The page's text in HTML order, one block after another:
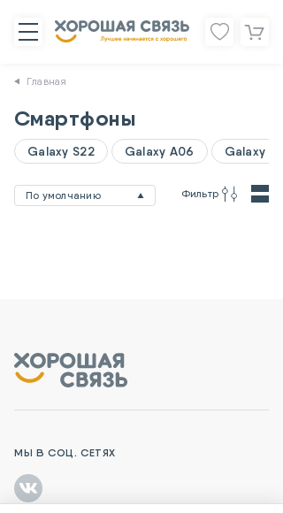
Главная
Смартфоны
Galaxy S22 Galaxy A06 Galaxy
По умолчанию Фильтр
МЫ В СОЦ. СЕТЯХ